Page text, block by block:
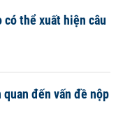
có thể xuất hiện câu
đến vấn đề nộp